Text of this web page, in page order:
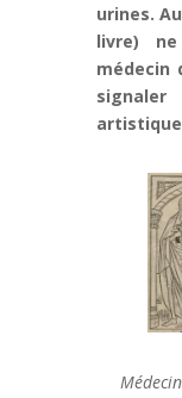
urines.
livre)
médecin